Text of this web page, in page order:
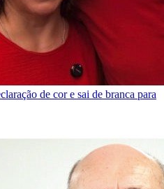
de cor e sai de branca para